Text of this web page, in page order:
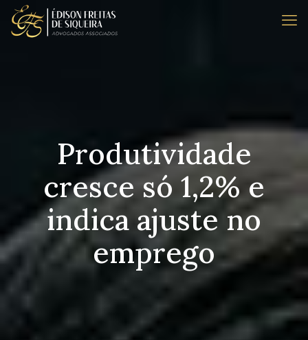
Produtividade
cresce só 1,2% e
indica ajuste no
emprego